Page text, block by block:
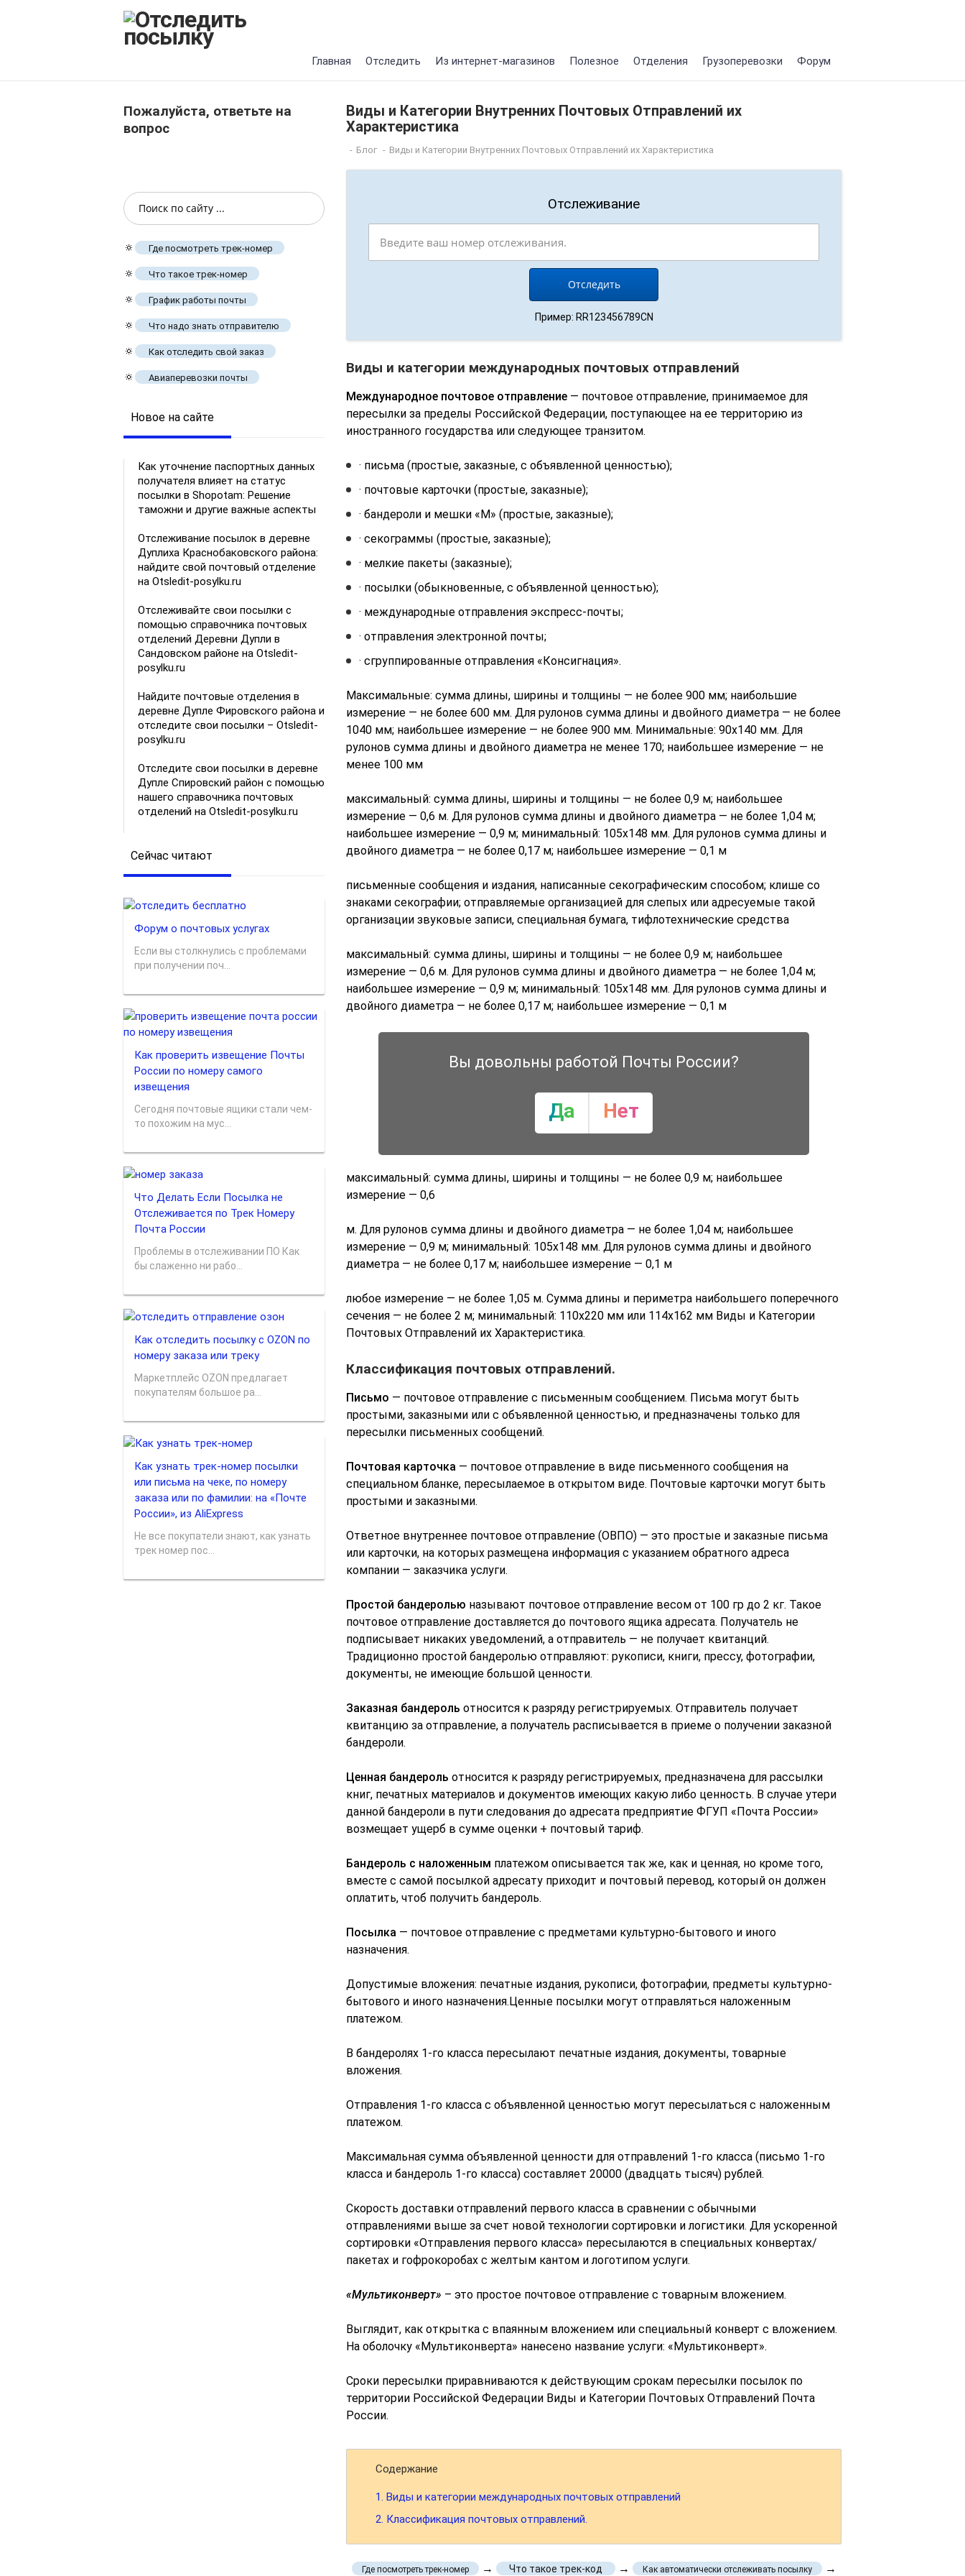
Главная Отследить Из интернет-магазинов Полезное Отделения Грузоперевозки Форум
Виды и Категории Внутренних Почтовых Отправлений их
Характеристика
- Блог - Виды и Категории Внутренних Почтовых Отправлений их Характеристика
Отслеживание
Пример: RR123456789CN
Виды и категории международных почтовых отправлений
Международное почтовое отправление — почтовое отправление, принимаемое для
пересылки за пределы Российской Федерации, поступающее на ее территорию из
иностранного государства или следующее транзитом.
· письма (простые, заказные, с объявленной ценностью);
· почтовые карточки (простые, заказные);
· бандероли и мешки «М» (простые, заказные);
· секограммы (простые, заказные);
· мелкие пакеты (заказные);
· посылки (обыкновенные, с объявленной ценностью);
· международные отправления экспресс-почты;
· отправления электронной почты;
· сгруппированные отправления «Консигнация».
Максимальные: сумма длины, ширины и толщины — не более 900 мм; наибольшие
измерение — не более 600 мм. Для рулонов сумма длины и двойного диаметра — не более
1040 мм; наибольшее измерение — не более 900 мм. Минимальные: 90х140 мм. Для
рулонов сумма длины и двойного диаметра не менее 170; наибольшее измерение — не
менее 100 мм
максимальный: сумма длины, ширины и толщины — не более 0,9 м; наибольшее
измерение — 0,6 м. Для рулонов сумма длины и двойного диаметра — не более 1,04 м;
наибольшее измерение — 0,9 м; минимальный: 105х148 мм. Для рулонов сумма длины и
двойного диаметра — не более 0,17 м; наибольшее измерение — 0,1 м
письменные сообщения и издания, написанные секографическим способом; клише со
знаками секографии; отправляемые организацией для слепых или адресуемые такой
организации звуковые записи, специальная бумага, тифлотехнические средства
максимальный: сумма длины, ширины и толщины — не более 0,9 м; наибольшее
измерение — 0,6 м. Для рулонов сумма длины и двойного диаметра — не более 1,04 м;
наибольшее измерение — 0,9 м; минимальный: 105х148 мм. Для рулонов сумма длины и
двойного диаметра — не более 0,17 м; наибольшее измерение — 0,1 м
Вы довольны работой Почты России?
Да Нет
максимальный: сумма длины, ширины и толщины — не более 0,9 м; наибольшее
измерение — 0,6
м. Для рулонов сумма длины и двойного диаметра — не более 1,04 м; наибольшее
измерение — 0,9 м; минимальный: 105х148 мм. Для рулонов сумма длины и двойного
диаметра — не более 0,17 м; наибольшее измерение — 0,1 м
любое измерение — не более 1,05 м. Сумма длины и периметра наибольшего поперечного
сечения — не более 2 м; минимальный: 110х220 мм или 114х162 мм Виды и Категории
Почтовых Отправлений их Характеристика.
Классификация почтовых отправлений.
Письмо — почтовое отправление с письменным сообщением. Письма могут быть
простыми, заказными или с объявленной ценностью, и предназначены только для
пересылки письменных сообщений.
Почтовая карточка — почтовое отправление в виде письменного сообщения на
специальном бланке, пересылаемое в открытом виде. Почтовые карточки могут быть
простыми и заказными.
Ответное внутреннее почтовое отправление (ОВПО) — это простые и заказные письма
или карточки, на которых размещена информация с указанием обратного адреса
компании — заказчика услуги.
Простой бандеролью называют почтовое отправление весом от 100 гр до 2 кг. Такое
почтовое отправление доставляется до почтового ящика адресата. Получатель не
подписывает никаких уведомлений, а отправитель — не получает квитанций.
Традиционно простой бандеролью отправляют: рукописи, книги, прессу, фотографии,
документы, не имеющие большой ценности.
Заказная бандероль относится к разряду регистрируемых. Отправитель получает
квитанцию за отправление, а получатель расписывается в приеме о получении заказной
бандероли.
Ценная бандероль относится к разряду регистрируемых, предназначена для рассылки
книг, печатных материалов и документов имеющих какую либо ценность. В случае утери
данной бандероли в пути следования до адресата предприятие ФГУП «Почта России»
возмещает ущерб в сумме оценки + почтовый тариф.
Бандероль с наложенным платежом описывается так же, как и ценная, но кроме того,
вместе с самой посылкой адресату приходит и почтовый перевод, который он должен
оплатить, чтоб получить бандероль.
Посылка — почтовое отправление с предметами культурно-бытового и иного
назначения.
Допустимые вложения: печатные издания, рукописи, фотографии, предметы культурно-
бытового и иного назначения.Ценные посылки могут отправляться наложенным
платежом.
В бандеролях 1-го класса пересылают печатные издания, документы, товарные
вложения.
Отправления 1-го класса с объявленной ценностью могут пересылаться с наложенным
платежом.
Максимальная сумма объявленной ценности для отправлений 1-го класса (письмо 1-го
класса и бандероль 1-го класса) составляет 20000 (двадцать тысяч) рублей.
Скорость доставки отправлений первого класса в сравнении с обычными
отправлениями выше за счет новой технологии сортировки и логистики. Для ускоренной
сортировки «Отправления первого класса» пересылаются в специальных конвертах/
пакетах и гофрокоробах с желтым кантом и логотипом услуги.
«Мультиконверт» – это простое почтовое отправление с товарным вложением.
Выглядит, как открытка с впаянным вложением или специальный конверт с вложением.
На оболочку «Мультиконверта» нанесено название услуги: «Мультиконверт».
Сроки пересылки приравниваются к действующим срокам пересылки посылок по
территории Российской Федерации Виды и Категории Почтовых Отправлений Почта
России.
Содержание
1. Виды и категории международных почтовых отправлений
2. Классификация почтовых отправлений.
Где посмотреть трек-номер → Что такое трек-код → Как автоматически отслеживать посылку →
Пожалуйста, ответьте на
вопрос
🔅 Где посмотреть трек-номер
🔅 Что такое трек-номер
🔅 График работы почты
🔅 Что надо знать отправителю
🔅 Как отследить свой заказ
🔅 Авиаперевозки почты
Новое на сайте
Как уточнение паспортных данных
получателя влияет на статус
посылки в Shopotam: Решение
таможни и другие важные аспекты
Отслеживание посылок в деревне
Дуплиха Краснобаковского района:
найдите свой почтовый отделение
на Otsledit-posylku.ru
Отслеживайте свои посылки с
помощью справочника почтовых
отделений Деревни Дупли в
Сандовском районе на Otsledit-
posylku.ru
Найдите почтовые отделения в
деревне Дупле Фировского района и
отследите свои посылки – Otsledit-
posylku.ru
Отследите свои посылки в деревне
Дупле Спировский район с помощью
нашего справочника почтовых
отделений на Otsledit-posylku.ru
Сейчас читают
Форум о почтовых услугах
Если вы столкнулись с проблемами
при получении поч...
Как проверить извещение Почты
России по номеру самого
извещения
Сегодня почтовые ящики стали чем-
то похожим на мус...
Что Делать Если Посылка не
Отслеживается по Трек Номеру
Почта России
Проблемы в отслеживании ПО Как
бы слаженно ни рабо...
Как отследить посылку с OZON по
номеру заказа или треку
Маркетплейс OZON предлагает
покупателям большое ра...
Как узнать трек-номер посылки
или письма на чеке, по номеру
заказа или по фамилии: на «Почте
России», из AliExpress
Не все покупатели знают, как узнать
трек номер пос...